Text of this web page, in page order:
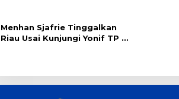
p
o
Menhan Sjafrie Tinggalkan
Riau Usai Kunjungi Yonif TP di